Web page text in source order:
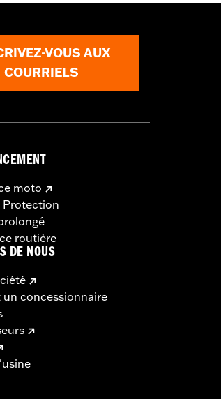
VOUS AUX
COURRIELS
moto
Protection
routière
DE NOUS
un concessionnaire